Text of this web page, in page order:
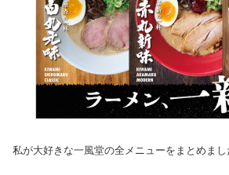
私が大好きな一風堂の全メニューをまとめまし